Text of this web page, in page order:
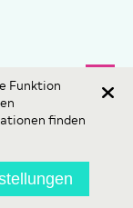
Funktion
finden